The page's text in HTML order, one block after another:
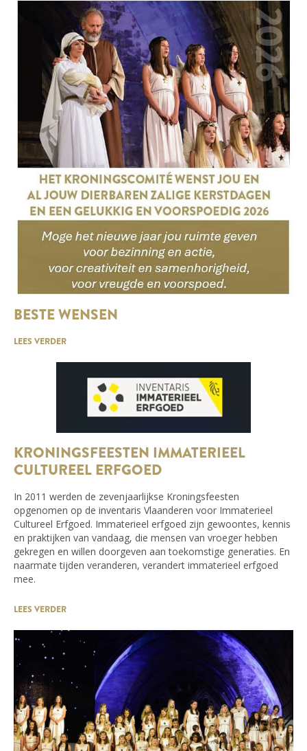
BESTE WENSEN
LEES VERDER
KRONINGSFEESTEN IMMATERIEEL
CULTUREEL ERFGOED
In 2011 werden de zevenjaarlijkse Kroningsfeesten
opgenomen op de inventaris Vlaanderen voor Immaterieel
Cultureel Erfgoed. Immaterieel erfgoed zijn gewoontes, kennis
en praktijken van vandaag, die mensen van vroeger hebben
gekregen en willen doorgeven aan toekomstige generaties. En
naarmate tijden veranderen, verandert immaterieel erfgoed
mee.
LEES VERDER